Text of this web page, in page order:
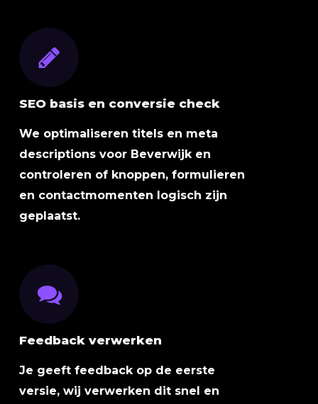
SEO basis en conversie check
We optimaliseren titels en meta
descriptions voor Beverwijk en
controleren of knoppen, formulieren
en contactmomenten logisch zijn
geplaatst.
Feedback verwerken
Je geeft feedback op de eerste
versie, wij verwerken dit snel en